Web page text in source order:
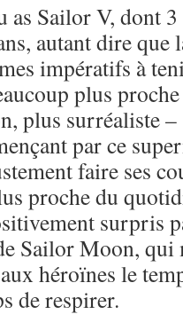
as Sailor V, dont
autant dire que
impératifs à
plus
plus surréaliste
par ce
faire ses
proche du
surpris
Sailor Moon, qui
héroïnes le
de respirer.